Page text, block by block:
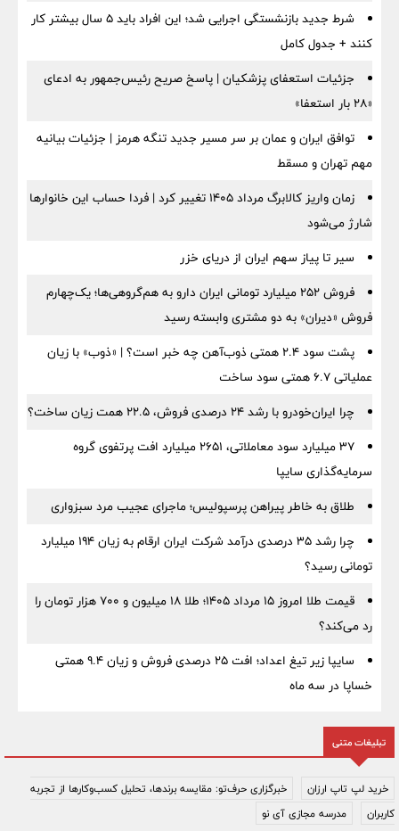
شرط جدید بازنشستگی اجرایی شد؛ این افراد باید ۵ سال بیشتر کار
کنند + جدول کامل
جزئیات استعفای پزشکیان | پاسخ صریح رئیس‌جمهور به ادعای
«۲۸ بار استعفا»
توافق ایران و عمان بر سر مسیر جدید تنگه هرمز | جزئیات بیانیه
مهم تهران و مسقط
زمان واریز کالابرگ مرداد ۱۴۰۵ تغییر کرد | فردا حساب این خانوارها
شارژ می‌شود
سیر تا پیاز سهم ایران از دریای خزر
فروش ۲۵۲ میلیارد تومانی ایران دارو به هم‌گروهی‌ها؛ یک‌چهارم
فروش «دیران» به دو مشتری وابسته رسید
پشت سود ۲.۴ همتی ذوب‌آهن چه خبر است؟ | «ذوب» با زیان
عملیاتی ۶.۷ همتی سود ساخت
چرا ایران‌خودرو با رشد ۲۴ درصدی فروش، ۲۲.۵ همت زیان ساخت؟
۳۷ میلیارد سود معاملاتی، ۲۶۵۱ میلیارد افت پرتفوی گروه
سرمایه‌گذاری سایپا
طلاق به خاطر پیراهن پرسپولیس؛ ماجرای عجیب مرد سبزواری
چرا رشد ۳۵ درصدی درآمد شرکت ایران ارقام به زیان ۱۹۴ میلیارد
تومانی رسید؟
قیمت طلا امروز ۱۵ مرداد ۱۴۰۵؛ طلا ۱۸ میلیون و ۷۰۰ هزار تومان را
رد می‌کند؟
سایپا زیر تیغ اعداد؛ افت ۲۵ درصدی فروش و زیان ۹.۴ همتی
خساپا در سه ماه
تبلیغات متنی
خرید لپ تاپ ارزان
خبرگزاری حرف‌تو: مقایسه برندها، تحلیل کسب‌وکارها از تجربه
کاربران
مدرسه مجازی آی نو